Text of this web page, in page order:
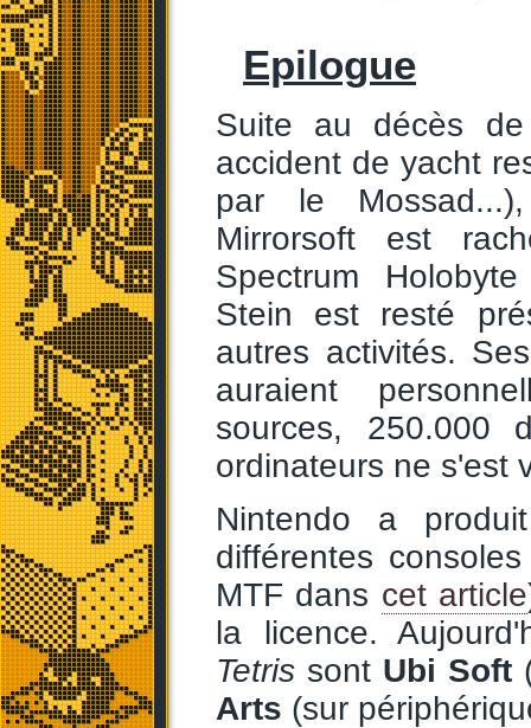
Epilogue
Suite au décès
accident de yacht
par le
Mirrorsoft est
Spectrum
Stein est resté
autres activités.
auraient
sources, 250.000
ordinateurs ne s'est
Nintendo a
différentes
MTF dans cet article
la licence.
Tetris sont Ubi Soft
Arts (sur